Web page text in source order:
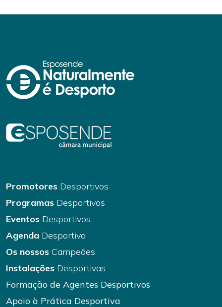
Promotores Desportivos
Programas Desportivos
Eventos Desportivos
Agenda Desportiva
Os nossos Campeões
Instalações Desportivas
Formação de Agentes Desportivos
Apoio à Prática Desportiva